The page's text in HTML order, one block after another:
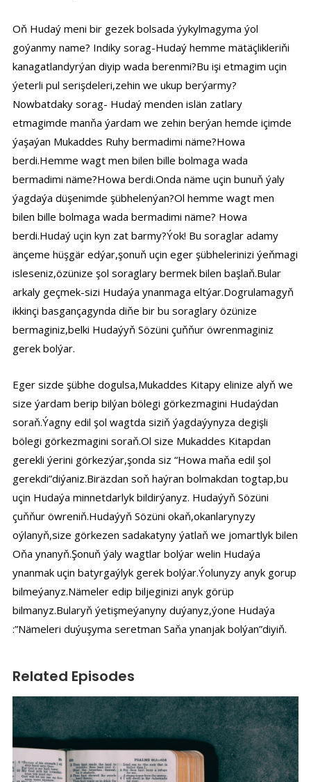
Oň Hudaý meni bir gezek bolsada ýykylmagyma ýol
goýanmy name? Indiky sorag-Hudaý hemme mätäçlikleriňi
kanagatlandyrýan diyip wada berenmi?Bu işi etmagim uçin
ýeterli pul serişdeleri,zehin we ukup berýarmy?
Nowbatdaky sorag- Hudaý menden islän zatlary
etmagimde manňa ýardam we zehin berýan hemde içimde
ýaşaýan Mukaddes Ruhy bermadimi näme?Howa
berdi.Hemme wagt men bilen bille bolmaga wada
bermadimi näme?Howa berdi.Onda näme uçin bunuň ýaly
ýagdaýa düşenimde şübhelenýan?Ol hemme wagt men
bilen bille bolmaga wada bermadimi näme? Howa
berdi.Hudaý uçin kyn zat barmy?Ýok! Bu soraglar adamy
änçeme hüşgär edýar,şonuň uçin eger şübhelerinizi ýeňmagi
isleseniz,özünize şol soraglary bermek bilen başlaň.Bular
arkaly geçmek-sizi Hudaýa ynanmaga eltýar.Dogrulamagyň
ikkinçi basgançagynda diňe bir bu soraglary özünize
bermaginiz,belki Hudaýyň Sözüni çuňňur öwrenmaginiz
gerek bolýar.
Eger sizde şübhe dogulsa,Mukaddes Kitapy elinize alyň we
size ýardam berip bilýan bölegi görkezmagini Hudaýdan
soraň.Ýagny edil şol wagtda siziň ýagdaýynyza degişli
bölegi görkezmagini soraň.Ol size Mukaddes Kitapdan
gerekli ýerini görkezýar,şonda siz “Howa maňa edil şol
gerekdi”diýaniz.Biräzdan soň haýran bolmakdan togtap,bu
uçin Hudaýa minnetdarlyk bildirýanyz. Hudaýyň Sözüni
çuňňur öwreniň.Hudaýyň Sözüni okaň,okanlarynyzy
oýlanyň,size görkezen sadakatyny ýatlaň we jomartlyk bilen
Oňa ynanyň.Şonuň ýaly wagtlar bolýar welin Hudaýa
ynanmak uçin batyrgaýlyk gerek bolýar.Ýolunyzy anyk gorup
bilmeýanyz.Nämeler edip biljeginizi anyk görüp
bilmanyz.Bularyň ýetişmeýanyny duýanyz,ýone Hudaýa
:”Nämeleri duýuşyma seretman Saňa ynanjak bolýan”diyiň.
Related Episodes